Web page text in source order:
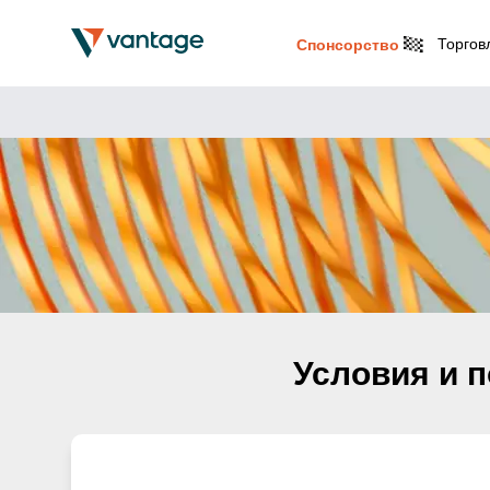
Спонсорство
Условия и